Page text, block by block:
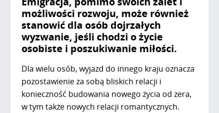
możliwości rozwoju, może również
stanowić dla osób dojrzałych
wyzwanie, jeśli chodzi o życie
osobiste i poszukiwanie miłości.
Dla wielu osób, wyjazd do innego kraju oznacza
pozostawienie za sobą bliskich relacji i
konieczność budowania nowego życia od zera,
w tym także nowych relacji romantycznych.